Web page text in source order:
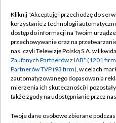
Abonament TVP
Emisja w TVP
Centrum informacji TVP
Naziemna Telewizja
Polityka
Moje
Kliknij "Akceptuję i przechodzę do
korzystanie z technologii
dostęp do informacji na Twoim
przechowywanie oraz na
nas, czyli Telewizję Polską S.A. w
Zaufanych Partnerów z IAB* (1201
Partnerów TVP (93 firm), w celach
zautomatyzowanego dopasowania
mierzenia ich skuteczności) i
także zgody na udostępnianie przez
Twoje dane osobowe zbierane